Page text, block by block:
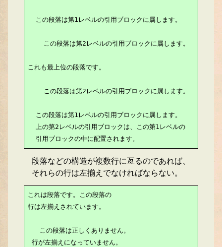
  この段落は第1レベルの引用ブロックに属します。
    この段落は第2レベルの引用ブロックに属します。
これも最上位の段落です。
    この段落は第2レベルの引用ブロックに属します。
  この段落は第1レベルの引用ブロックに属します。
  上の第2レベルの引用ブロックは、この第1レベルの
  引用ブロックの中に配置されます。
段落などの構造が複数行に亙るのであれば、
それらの行は左揃えでなければならない。
これは段落です。この段落の
行は左揃えされています。
   この段落は正しくありません。
行が左揃えになっていません。